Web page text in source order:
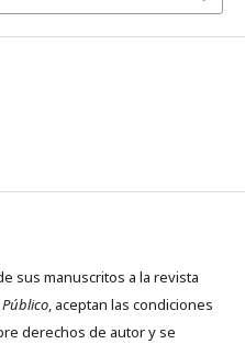
sus manuscritos a la revista
, aceptan las condiciones
derechos de autor y se